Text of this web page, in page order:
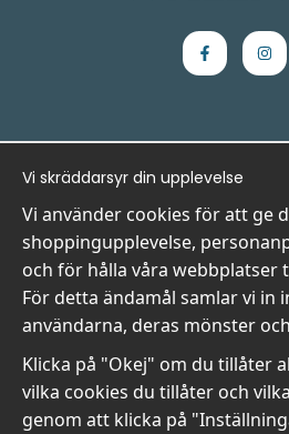
Handla
- Frågor? Vi hjälper dig gärna.
- När du handlar hos oss
- Returer och återbetalningar
- Leverans - enkelt, snabbt &amp;
- Cookies på Wallnest
- Här hittar du dina sparade
Nyhetsbrev
Få våra bästa erbjudanden och nyheter!
Vi skräddarsyr din upplevelse
Vi använder cookies för att ge
shoppingupplevelse,
och för hålla våra webbplatser
För detta ändamål samlar vi in
användarna, deras mönster
Klicka på "Okej" om du tillåter
vilka cookies du tillåter och
genom att klicka på